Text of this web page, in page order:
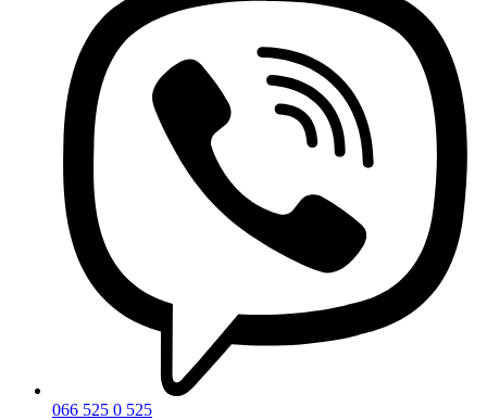
066 525 0 525